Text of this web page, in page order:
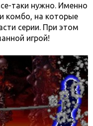
таки нужно. Именно
комбо, на которые
серии. При этом
игрой!